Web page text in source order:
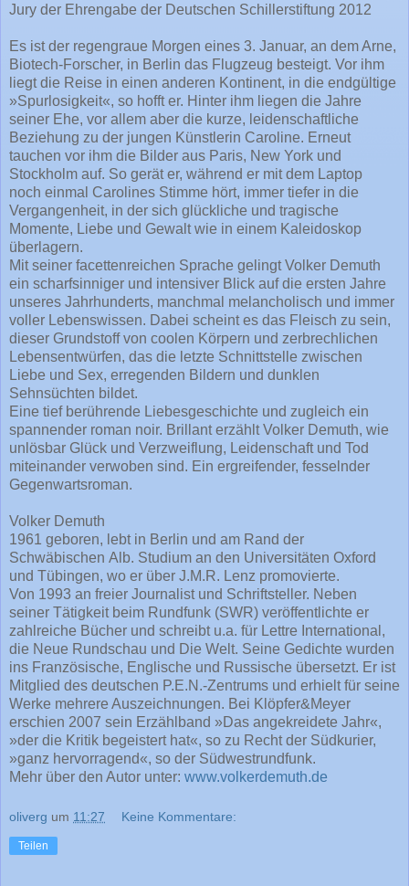
Jury der Ehrengabe der Deutschen Schillerstiftung 2012
Es ist der regengraue Morgen eines 3. Januar, an dem Arne,
Biotech-Forscher, in Berlin das Flugzeug besteigt. Vor ihm
liegt die Reise in einen anderen Kontinent, in die endgültige
»Spurlosigkeit«, so hofft er. Hinter ihm liegen die Jahre
seiner Ehe, vor allem aber die kurze, leidenschaftliche
Beziehung zu der jungen Künstlerin Caroline. Erneut
tauchen vor ihm die Bilder aus Paris, New York und
Stockholm auf. So gerät er, während er mit dem Laptop
noch einmal Carolines Stimme hört, immer tiefer in die
Vergangenheit, in der sich glückliche und tragische
Momente, Liebe und Gewalt wie in einem Kaleidoskop
überlagern.
Mit seiner facettenreichen Sprache gelingt Volker Demuth
ein scharfsinniger und intensiver Blick auf die ersten Jahre
unseres Jahrhunderts, manchmal melancholisch und immer
voller Lebenswissen. Dabei scheint es das Fleisch zu sein,
dieser Grundstoff von coolen Körpern und zerbrechlichen
Lebensentwürfen, das die letzte Schnittstelle zwischen
Liebe und Sex, erregenden Bildern und dunklen
Sehnsüchten bildet.
Eine tief berührende Liebesgeschichte und zugleich ein
spannender roman noir. Brillant erzählt Volker Demuth, wie
unlösbar Glück und Verzweiflung, Leidenschaft und Tod
miteinander verwoben sind. Ein ergreifender, fesselnder
Gegenwartsroman.
Volker Demuth
1961 geboren, lebt in Berlin und am Rand der
Schwäbischen Alb. Studium an den Universitäten Oxford
und Tübingen, wo er über J.M.R. Lenz promovierte.
Von 1993 an freier Journalist und Schriftsteller. Neben
seiner Tätigkeit beim Rundfunk (SWR) veröffentlichte er
zahlreiche Bücher und schreibt u.a. für Lettre International,
die Neue Rundschau und Die Welt. Seine Gedichte wurden
ins Französische, Englische und Russische übersetzt. Er ist
Mitglied des deutschen P.E.N.-Zentrums und erhielt für seine
Werke mehrere Auszeichnungen. Bei Klöpfer&Meyer
erschien 2007 sein Erzählband »Das angekreidete Jahr«,
»der die Kritik begeistert hat«, so zu Recht der Südkurier,
»ganz hervorragend«, so der Südwestrundfunk.
Mehr über den Autor unter: www.volkerdemuth.de
oliverg um 11:27 Keine Kommentare:
Teilen